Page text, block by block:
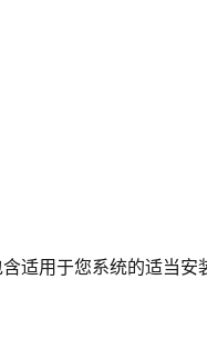
适用于您系统的适当安